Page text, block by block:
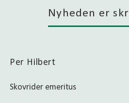
Nyheden er
Per Hilbert
Skovrider emeritus